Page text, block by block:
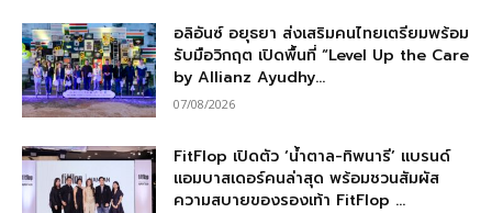
อลิอันซ์ อยุธยา ส่งเสริมคนไทยเตรียมพร้อม
รับมือวิกฤต เปิดพื้นที่ “Level Up the Care
by Allianz Ayudhy...
07/08/2026
FitFlop เปิดตัว ‘น้ำตาล-ทิพนารี’ แบรนด์
แอมบาสเดอร์คนล่าสุด พร้อมชวนสัมผัส
ความสบายของรองเท้า FitFlop ...